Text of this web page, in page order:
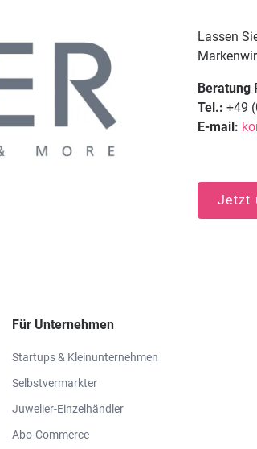
Lassen
Beratung
Tel.: +49
E-mail:
Jetzt
Für Unternehmen
Startups & Kleinunternehmen
Selbstvermarkter
Juwelier-Einzelhändler
Abo-Commerce